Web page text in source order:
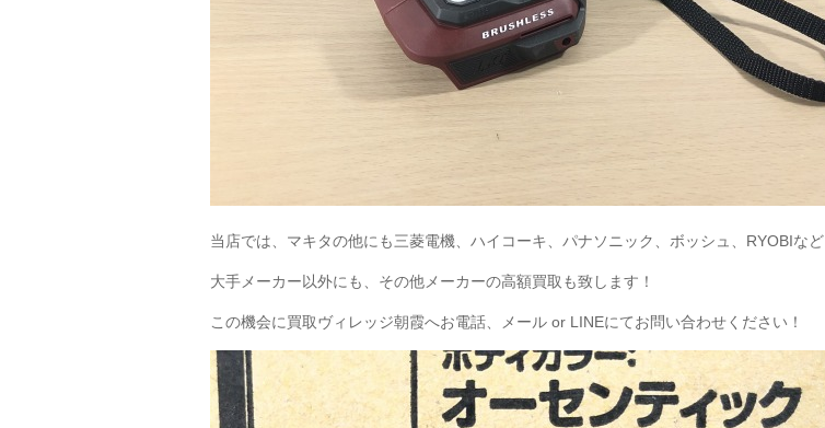
当店では、マキタの他にも三菱電機、ハイコーキ、パナソニック、ボッシュ、RYOBIなど
大手メーカー以外にも、その他メーカーの高額買取も致します！
この機会に買取ヴィレッジ朝霞へお電話、メール or LINEにてお問い合わせください！